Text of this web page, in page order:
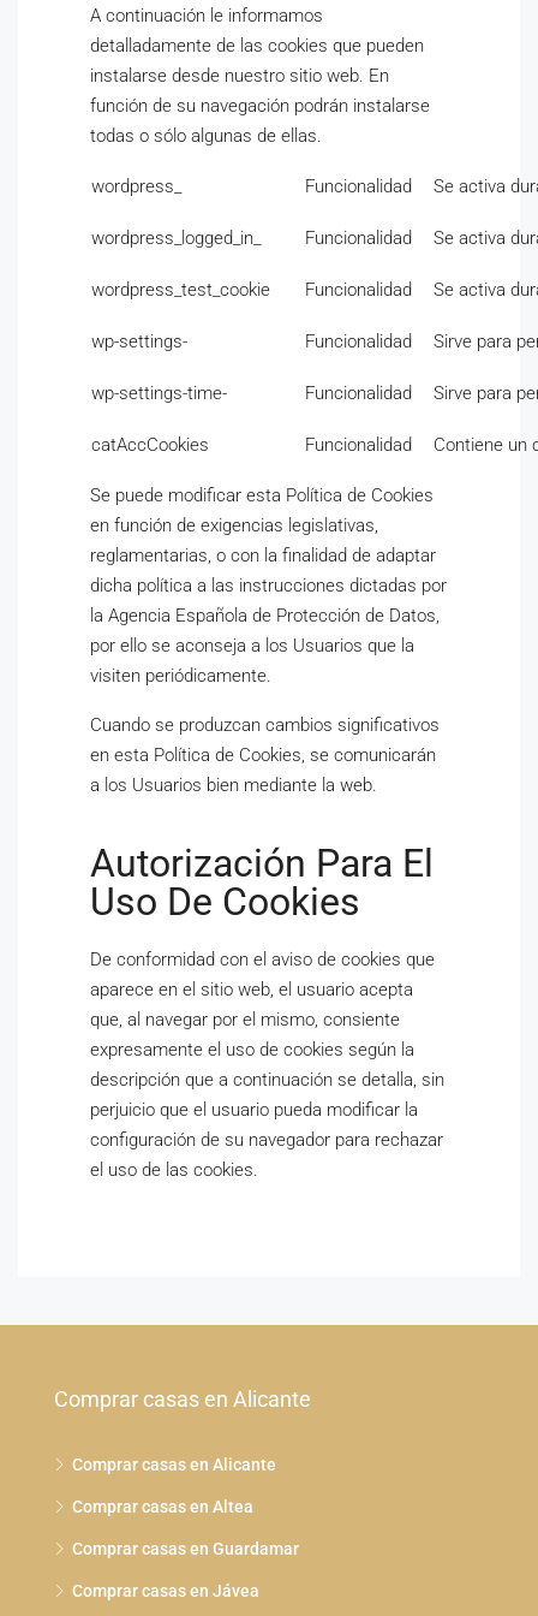
A continuación le informamos
detalladamente de las cookies que pueden
instalarse desde nuestro sitio web. En
función de su navegación podrán instalarse
todas o sólo algunas de ellas.
wordpress_ Funcionalidad Se activa
wordpress_logged_in_ Funcionalidad Se activa
wordpress_test_cookie Funcionalidad Se activa
wp-settings- Funcionalidad Sirve para
wp-settings-time- Funcionalidad Sirve para
catAccCookies Funcionalidad Contiene un
Se puede modificar esta Política de Cookies
en función de exigencias legislativas,
reglamentarias, o con la finalidad de adaptar
dicha política a las instrucciones dictadas por
la Agencia Española de Protección de Datos,
por ello se aconseja a los Usuarios que la
visiten periódicamente.
Cuando se produzcan cambios significativos
en esta Política de Cookies, se comunicarán
a los Usuarios bien mediante la web.
Autorización Para El
Uso De Cookies
De conformidad con el aviso de cookies que
aparece en el sitio web, el usuario acepta
que, al navegar por el mismo, consiente
expresamente el uso de cookies según la
descripción que a continuación se detalla, sin
perjuicio que el usuario pueda modificar la
configuración de su navegador para rechazar
el uso de las cookies.
Comprar casas en Alicante
Comprar casas en Alicante
Comprar casas en Altea
Comprar casas en Guardamar
Comprar casas en Jávea